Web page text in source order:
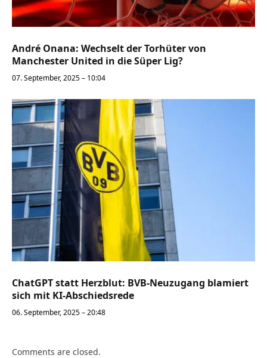
André Onana: Wechselt der Torhüter von
Manchester United in die Süper Lig?
07. September, 2025 – 10:04
ChatGPT statt Herzblut: BVB-Neuzugang blamiert
sich mit KI-Abschiedsrede
06. September, 2025 – 20:48
Comments are closed.